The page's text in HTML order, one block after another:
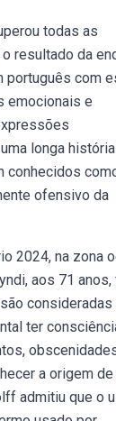
todas as
resultado da
português com
emocionais e
longa
conhecidos
ofensivo da
2024, na zona
aos 71
consideradas
ter
a origem de
admitiu que o